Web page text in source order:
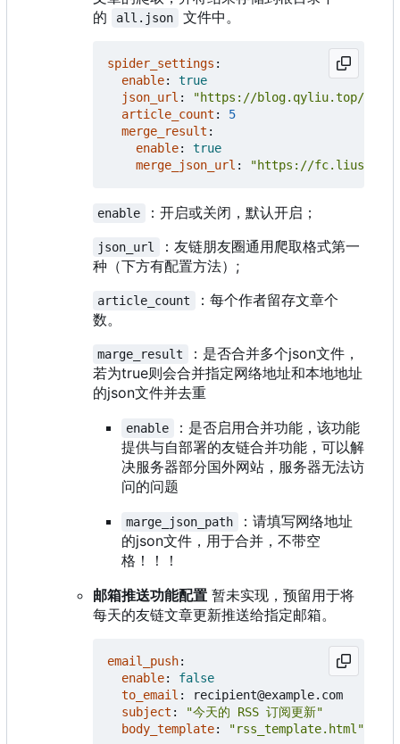
的
all.json 文件中。
spider_settings :
enable:
true
json_url :
"https://blog.qyliu.top/
article_count :
5
merge_result :
enable:
true
merge_json_url : "https://
enable ：开启或关闭，默认开启；
json_url
：友链朋友圈通用爬取格式第一
种（下方有配置方法）;
article_count
：每个作者留存文章个
数。
marge_result
：是否合并多个json文件，
若为true则会合并指定网络地址和本地地址
的json文件并去重
enable
：是否启用合并功能，该功能
提供与自部署的友链合并功能，可以解
决服务器部分国外网站，服务器无法访
问的问题
marge_json_path
：请填写网络地址
的json文件，用于合并，不带空
格！！！
邮箱推送功能配置 暂未实现，预留用于将
每天的友链文章更新推送给指定邮箱。
email_push:
enable:
false
to_email :
recipient@example.com
subject :
"今天的 RSS 订阅更新"
body_template: "rss_template.html"